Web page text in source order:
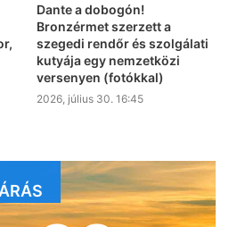
Dante a dobogón!
Bronzérmet szerzett a
szegedi rendőr és szolgálati
kutyája egy nemzetközi
versenyen (fotókkal)
2026, július 30. 16:45